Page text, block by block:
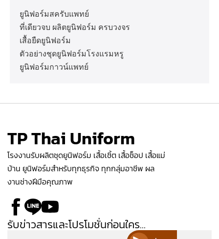
ยูนิฟอร์มสครับแพทย์
ที่เดียวจบ ผลิตยูนิฟอร์ม ครบวงจร
เสื้อยืดยูนิฟอร์ม
ตัวอย่างชุดยูนิฟอร์มโรงแรมหรู
ยูนิฟอร์มกาวน์แพทย์
TP Thai Uniform
โรงงานรับผลิตชุดยูนิฟอร์ม เสื้อเชิ้ต เสื้อช็อป เสื้อแม่
บ้าน ยูนิฟอร์มสำหรับทุกธุรกิจ ทุกกลุ่มอาชีพ ผล
งานช่างฝีมือคุณภาพ
รับข่าวสารและโปรโมชั่นก่อนใคร...